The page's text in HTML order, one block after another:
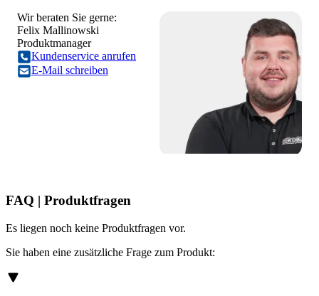
Wir beraten Sie gerne:
Felix Mallinowski
Produktmanager
Kundenservice anrufen
E-Mail schreiben
FAQ | Produktfragen
Es liegen noch keine Produktfragen vor.
Sie haben eine zusätzliche Frage zum Produkt: